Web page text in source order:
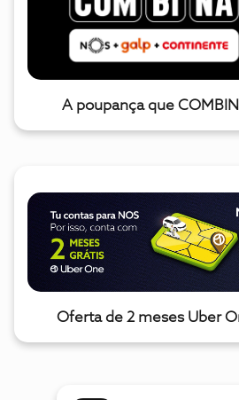
A poupança que
Oferta de 2 meses Uber